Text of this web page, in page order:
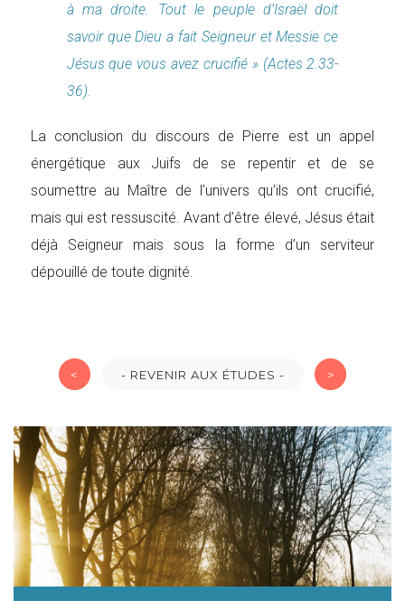
à ma droite. Tout le peuple d’Israël doit
savoir que Dieu a fait Seigneur et Messie ce
Jésus que vous avez crucifié » (Actes 2.33-
36).
La conclusion du discours de Pierre est un appel
énergétique aux Juifs de se repentir et de se
soumettre au Maître de l’univers qu’ils ont crucifié,
mais qui est ressuscité. Avant d’être élevé, Jésus était
déjà Seigneur mais sous la forme d’un serviteur
dépouillé de toute dignité.
< - REVENIR AUX ÉTUDES - >